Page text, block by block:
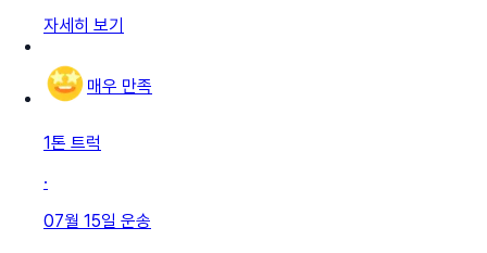
자세히 보기
매우 만족
1톤 트럭
·
07월 15일 운송